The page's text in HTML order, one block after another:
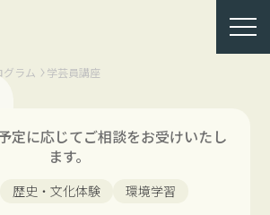
ラム 学芸員講座
定に応じてご相談をお受けいたし
ます。
歴史・文化体験 環境学習